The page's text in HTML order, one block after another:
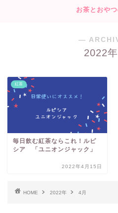
お茶とおや
―
2022
紅茶
毎日飲む紅茶ならこれ！ルピ
シア 「ユニオンジャック」
2022年4月15日
HOME 2022年 4月